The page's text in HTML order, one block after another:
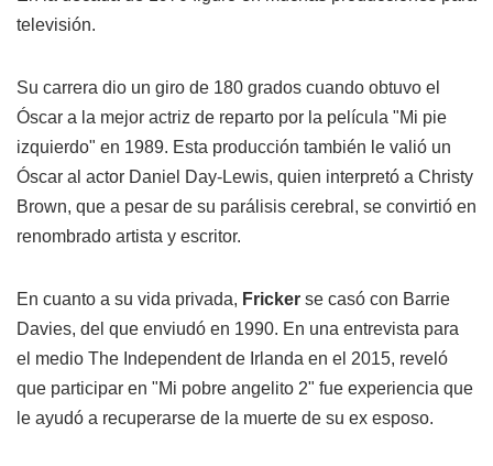
televisión.
Su carrera dio un giro de 180 grados cuando obtuvo el
Óscar a la mejor actriz de reparto por la película "Mi pie
izquierdo" en 1989. Esta producción también le valió un
Óscar al actor Daniel Day-Lewis, quien interpretó a Christy
Brown, que a pesar de su parálisis cerebral, se convirtió en
renombrado artista y escritor.
En cuanto a su vida privada, Fricker se casó con Barrie
Davies, del que enviudó en 1990. En una entrevista para
el medio The Independent de Irlanda en el 2015, reveló
que participar en "Mi pobre angelito 2" fue experiencia que
le ayudó a recuperarse de la muerte de su ex esposo.